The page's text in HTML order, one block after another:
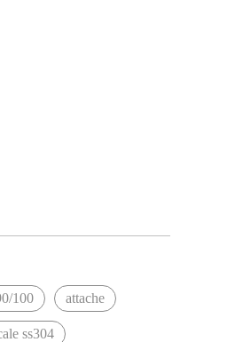
100 attache
ss304